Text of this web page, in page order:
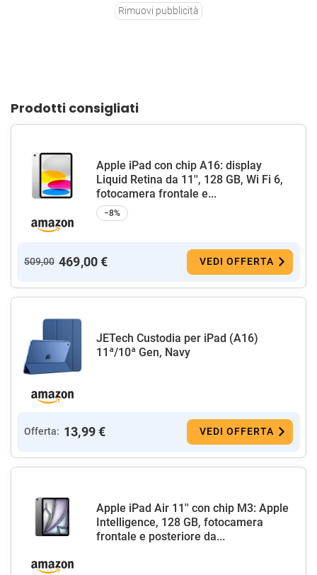
Rimuovi pubblicità
Prodotti consigliati
Apple iPad con chip A16: display
Liquid Retina da 11'', 128 GB, Wi Fi 6,
fotocamera frontale e...
−8%
509,00 469,00 € VEDI OFFERTA
JETech Custodia per iPad (A16)
11ª/10ª Gen, Navy
Offerta: 13,99 € VEDI OFFERTA
Apple iPad Air 11'' con chip M3: Apple
Intelligence, 128 GB, fotocamera
frontale e posteriore da...